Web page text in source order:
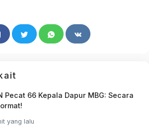
Pecat 66 Kepala Dapur MBG: Secara
yang lalu